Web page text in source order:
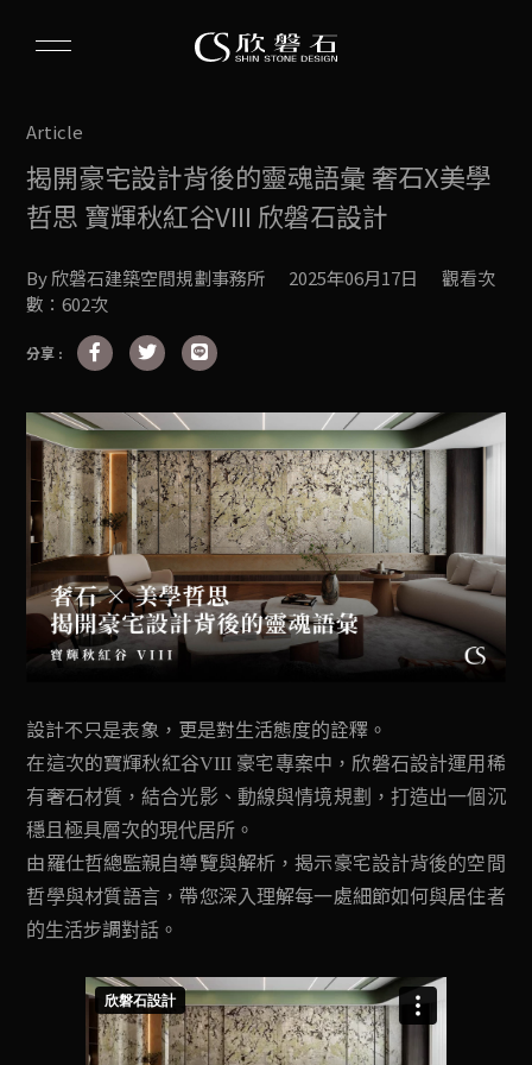
Article
揭開豪宅設計背後的靈魂語彙 奢石X美學
哲思 寶輝秋紅谷VIII 欣磐石設計
By 欣磐石建築空間規劃事務所 2025年06月17日
觀看次
數：602次
分享 :
設計不只是表象，更是對生活態度的詮釋。
在這次的寶輝秋紅谷VIII 豪宅專案中，欣磐石設計運用稀
有奢石材質，結合光影、動線與情境規劃，打造出一個沉
穩且極具層次的現代居所。
由羅仕哲總監親自導覽與解析，揭示豪宅設計背後的空間
哲學與材質語言，帶您深入理解每一處細節如何與居住者
的生活步調對話。